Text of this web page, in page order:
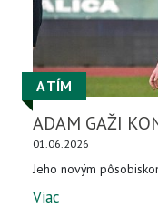
A TÍM
ADAM GAŽI
01.06.2026
Jeho novým
Viac